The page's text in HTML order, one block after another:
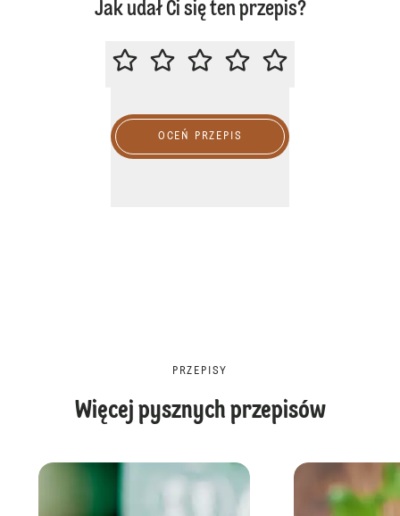
Jak udał Ci się ten przepis?
ZACHĘCAMY DO OCENY
OCEŃ PRZEPIS
PRZEPISY
Więcej pysznych przepisów